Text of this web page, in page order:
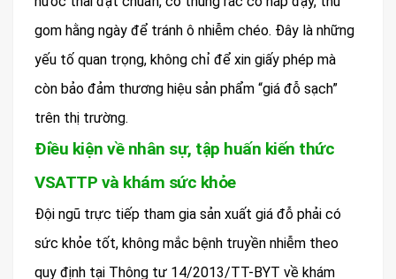
gom hằng ngày để tránh ô nhiễm chéo. Đây là những
yếu tố quan trọng, không chỉ để xin giấy phép mà
còn bảo đảm thương hiệu sản phẩm “giá đỗ sạch”
trên thị trường.
Điều kiện về nhân sự, tập huấn kiến thức
VSATTP và khám sức khỏe
Đội ngũ trực tiếp tham gia sản xuất giá đỗ phải có
sức khỏe tốt, không mắc bệnh truyền nhiễm theo
quy định tại Thông tư 14/2013/TT-BYT về khám